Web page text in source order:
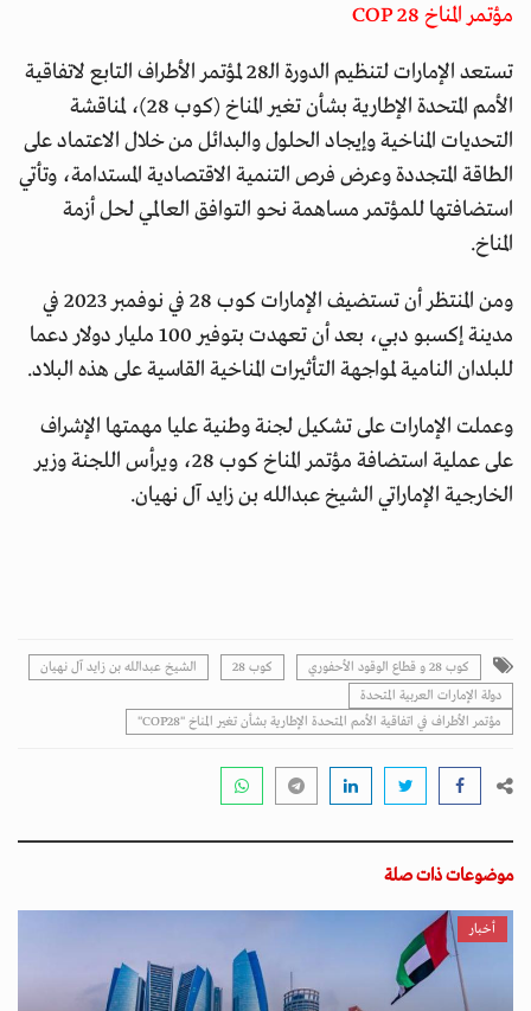
مؤتمر المناخ COP 28
تستعد الإمارات لتنظيم الدورة الـ28 لمؤتمر الأطراف التابع لاتفاقية
الأمم المتحدة الإطارية بشأن تغير المناخ (كوب 28)، لمناقشة
التحديات المناخية وإيجاد الحلول والبدائل من خلال الاعتماد على
الطاقة المتجددة وعرض فرص التنمية الاقتصادية المستدامة، وتأتي
استضافتها للمؤتمر مساهمة نحو التوافق العالمي لحل أزمة
المناخ.
ومن المنتظر أن تستضيف الإمارات كوب 28 في نوفمبر 2023 في
مدينة إكسبو دبي، بعد أن تعهدت بتوفير 100 مليار دولار دعما
للبلدان النامية لمواجهة التأثيرات المناخية القاسية على هذه البلاد.
وعملت الإمارات على تشكيل لجنة وطنية عليا مهمتها الإشراف
على عملية استضافة مؤتمر المناخ كوب 28، ويرأس اللجنة وزير
الخارجية الإماراتي الشيخ عبدالله بن زايد آل نهيان.
كوب 28 و قطاع الوقود الأحفوري كوب 28
الشيخ عبدالله بن زايد آل نهيان
دولة الإمارات العربية المتحدة
مؤتمر الأطراف في اتفاقية الأمم المتحدة الإطارية بشأن تغير المناخ "COP28"
موضوعات ذات صلة
أخبار